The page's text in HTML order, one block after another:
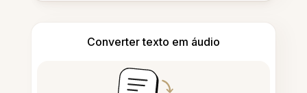
Converter texto em áudio